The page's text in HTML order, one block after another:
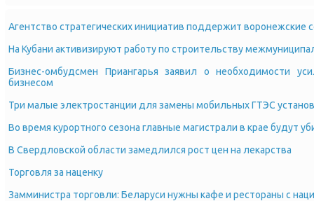
Агентство стратегических инициатив поддержит воронежские
На Кубани активизируют работу по строительству
Бизнес-омбудсмен Приангарья заявил о необходимости
бизнесом
Три малые электростанции для замены мобильных ГТЭС
Во время курортного сезона главные магистрали в крае будут
В Свердловской области замедлился рост цен на лекарства
Торговля за наценку
Замминистра торговли: Беларуси нужны кафе и рестораны с